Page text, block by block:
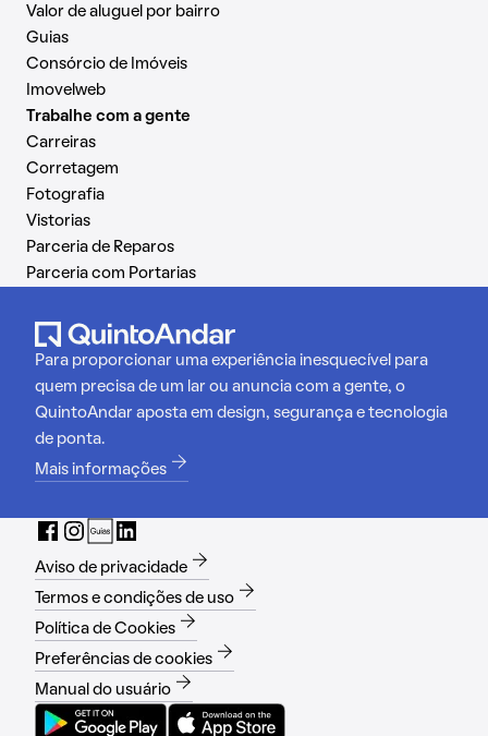
Valor de aluguel por bairro
Guias
Consórcio de Imóveis
Imovelweb
Trabalhe com a gente
Carreiras
Corretagem
Fotografia
Vistorias
Parceria de Reparos
Parceria com Portarias
Para proporcionar uma experiência inesquecível para
quem precisa de um lar ou anuncia com a gente, o
QuintoAndar aposta em design, segurança e tecnologia
de ponta.
Mais informações
Aviso de privacidade
Termos e condições de uso
Política de Cookies
Preferências de cookies
Manual do usuário